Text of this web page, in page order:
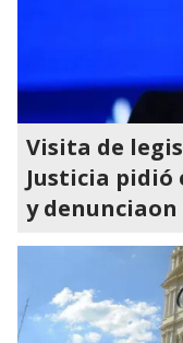
Visita de
Justicia pidió
y